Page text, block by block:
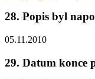
28. Popis byl
05.11.2010
29. Datum konce